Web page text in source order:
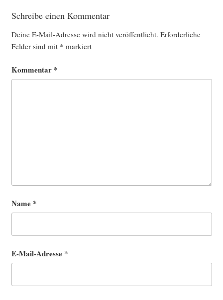
Schreibe einen Kommentar
Deine E-Mail-Adresse wird nicht veröffentlicht. Erforderliche
Felder sind mit * markiert
Kommentar *
Name *
E-Mail-Adresse *